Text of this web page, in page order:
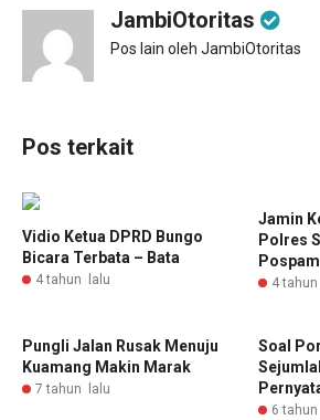
JambiOtoritas
Pos lain oleh JambiOtoritas
Pos terkait
Vidio Ketua DPRD Bungo
Bicara Terbata – Bata
4 tahun lalu
Jamin
Polres
4
Pungli Jalan Rusak Menuju
Kuamang Makin Marak
7 tahun lalu
Soal
6